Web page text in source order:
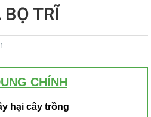
TRĨ
CHÍNH
hại cây trồng